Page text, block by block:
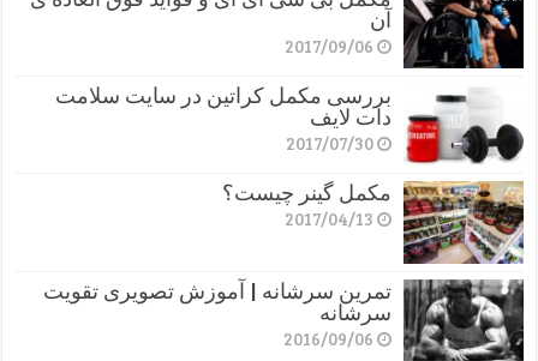
آن
2017/09/06
بررسی مکمل کراتین در سایت سلامت
دات لایف
2017/07/30
مکمل گینر چیست؟
2017/04/13
تمرین سرشانه | آموزش تصویری تقویت
سرشانه
2016/09/06